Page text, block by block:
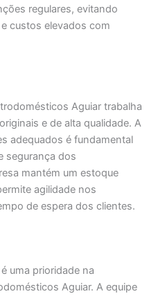
regulares, evitando
custos elevados com
Aguiar trabalha
e de alta qualidade. A
adequados é fundamental
segurança dos
mantém um estoque
agilidade nos
de espera dos clientes.
uma prioridade na
Aguiar. A equipe